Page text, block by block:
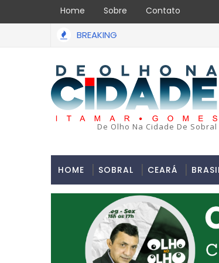
Home Sobre Contato
BREAKING
De Olho Na Cidade De Sobral
HOME SOBRAL CEARÁ